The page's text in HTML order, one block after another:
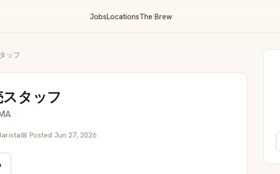
JobsLocationsThe Brew
ッフ
タッフ
📅 Posted Jun 27, 2026